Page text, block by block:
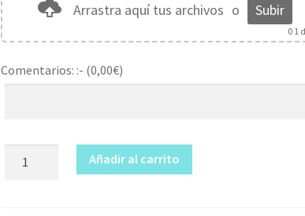
Arrastra aquí tus archivos o Subir
0 1
Comentarios: :- (0,00€)
Abridor
personalizado
Añadir al carrito